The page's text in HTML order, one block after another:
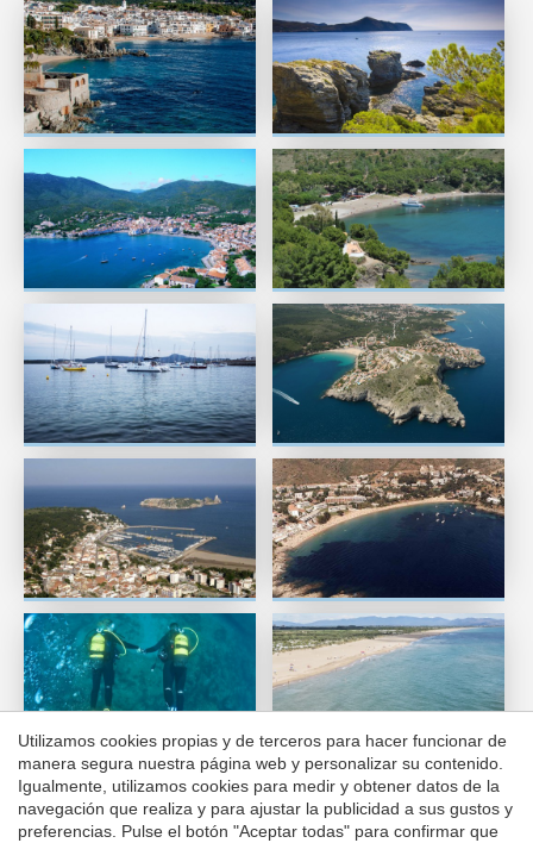
Utilizamos cookies propias y de terceros para hacer funcionar de
manera segura nuestra página web y personalizar su contenido.
Igualmente, utilizamos cookies para medir y obtener datos de la
navegación que realiza y para ajustar la publicidad a sus gustos y
preferencias. Pulse el botón "Aceptar todas" para confirmar que
Guardar configuración Aceptar todas